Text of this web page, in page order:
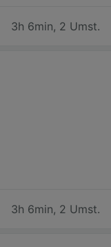
3h 6min, 2 Umst.
3h 6min, 2 Umst.